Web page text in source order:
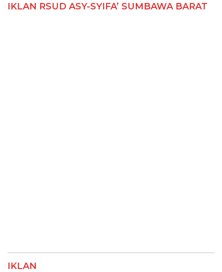
IKLAN RSUD ASY-SYIFA’ SUMBAWA BARAT
IKLAN